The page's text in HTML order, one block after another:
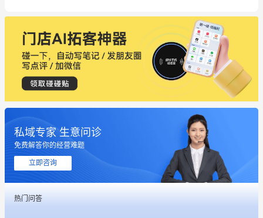
私域专家 生意问诊
免费解答你的经营难题
立即咨询
热门问答